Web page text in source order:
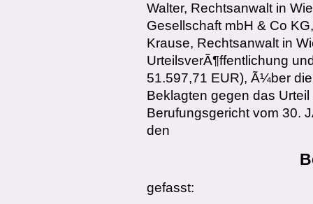
Walter, Rechtsanwalt in
Gesellschaft mbH & Co
Krause, Rechtsanwalt in
UrteilsverÃ¶ffentlichung
51.597,71 EUR), Ã¼ber
Beklagten gegen das
Berufungsgericht vom 30.
den
gefasst: